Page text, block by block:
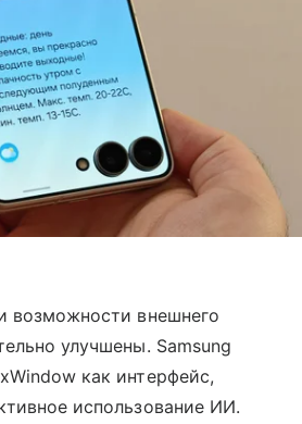
возможности внешнего
улучшены. Samsung
как интерфейс,
использование ИИ.